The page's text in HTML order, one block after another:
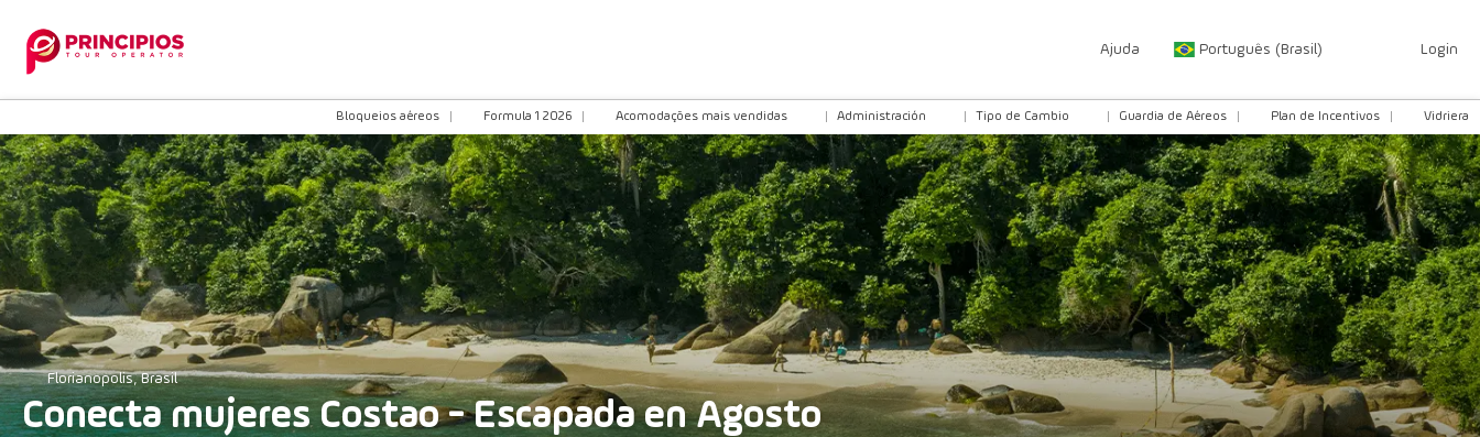
Ajuda Português (Brasil) Login
Bloqueios aéreos Formula 1 2026 Acomodações mais vendidas Administración Tipo de Cambio Guardia de Aéreos Plan de Incentivos Vidriera
Florianopolis, Brasil
Conecta mujeres Costao - Escapada en Agosto